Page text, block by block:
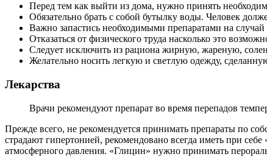
Перед тем как выйти из дома, нужно принять
Обязательно брать с собой бутылку воды. Человек
Важно запастись необходимыми препаратами на
Отказаться от физического труда насколько это
Следует исключить из рациона жирную, жареную,
Желательно носить легкую и светлую одежду,
Лекарства
Врачи рекомендуют препарат во время перепадов
Прежде всего, не рекомендуется принимать препараты по
страдают гипертонией, рекомендовано всегда иметь при
атмосферного давления. «Глицин» нужно принимать